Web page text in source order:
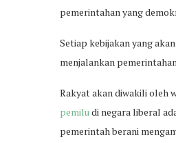
pemerintahan yang
Setiap kebijakan yang
menjalankan
Rakyat akan diwakili oleh
pemiludi negara liberal
pemerintah berani